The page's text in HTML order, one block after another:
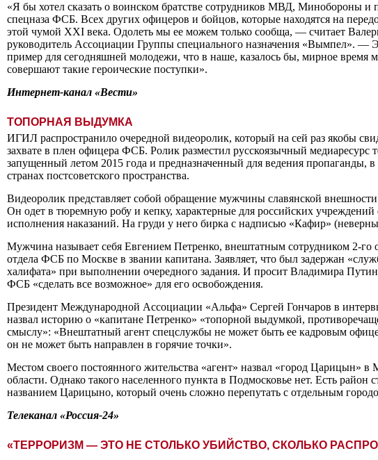
«Я бы хотел сказать о воинском братстве сотрудников МВД, Минобороны и
спецназа ФСБ. Всех других офицеров и бойцов, которые находятся на
этой чумой XXI века. Одолеть мы ее можем только сообща, — считает
руководитель Ассоциации Группы специального назначения «Вымпел». —
пример для сегодняшней молодежи, что в наше, казалось бы, мирное время
совершают такие героические поступки».
Интернет-канал «Вести»
ТОПОРНАЯ ВЫДУМКА
ИГИЛ распространило очередной видеоролик, который на сей раз якобы
захвате в плен офицера ФСБ. Ролик разместил русскоязычный медиаресурс
запущенный летом 2015 года и предназначенный для ведения пропаганды, в
странах постсоветского пространства.
Видеоролик представляет собой обращение мужчины славянской внешности
Он одет в тюремную робу и кепку, характерные для российских учреждений
исполнения наказаний. На груди у него бирка с надписью «Кафир»
Мужчина называет себя Евгением Петренко, внештатным сотрудником 2-го
отдела ФСБ по Москве в звании капитана. Заявляет, что был задержан
халифата» при выполнении очередного задания. И просит Владимира
ФСБ «сделать все возможное» для его освобождения.
Президент Международной Ассоциации «Альфа» Сергей Гончаров в
назвал историю о «капитане Петренко» «топорной выдумкой,
смыслу»: «Внештатный агент спецслужбы не может быть ее кадровым
он не может быть направлен в горячие точки».
Местом своего постоянного жительства «агент» назвал «город Царицын» в
области. Однако такого населенного пункта в Подмосковье нет. Есть район
названием Царицыно, который очень сложно перепутать с отдельным
Телеканал «Россия-24»
«ТЕРРОРИЗМ — ЭТО НЕ СТОЛЬКО УБИЙСТВО, СКОЛЬКО